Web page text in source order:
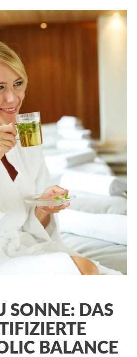
DE
Schrothkur
Balance
Longevity
SONNE: DAS
BALANCE